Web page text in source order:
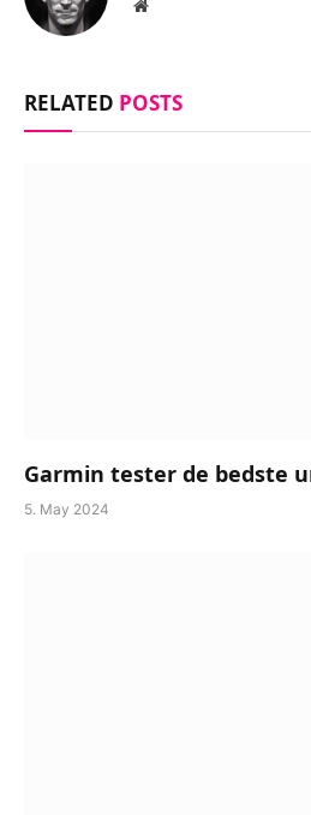
Website
RELATED POSTS
Garmin tester de bedste
5. May 2024